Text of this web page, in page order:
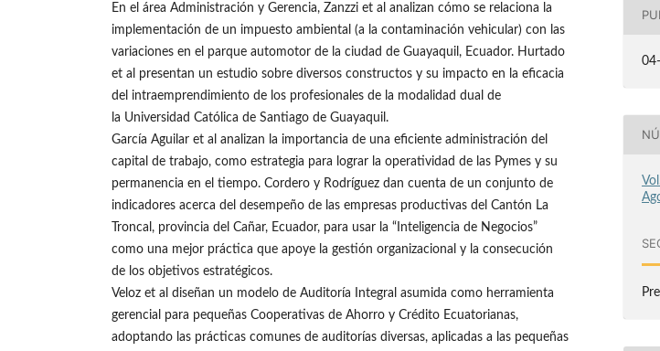
En el área Administración y Gerencia, Zanzzi et al analizan cómo se relaciona la
implementación de un impuesto ambiental (a la contaminación vehicular) con las
variaciones en el parque automotor de la ciudad de Guayaquil, Ecuador. Hurtado
et al presentan un estudio sobre diversos constructos y su impacto en la eficacia
del intraemprendimiento de los profesionales de la modalidad dual de
la Universidad Católica de Santiago de Guayaquil.
García Aguilar et al analizan la importancia de una eficiente administración del
capital de trabajo, como estrategia para lograr la operatividad de las Pymes y su
permanencia en el tiempo. Cordero y Rodríguez dan cuenta de un conjunto de
indicadores acerca del desempeño de las empresas productivas del Cantón La
Troncal, provincia del Cañar, Ecuador, para usar la “Inteligencia de Negocios”
como una mejor práctica que apoye la gestión organizacional y la consecución
de los objetivos estratégicos.
Veloz et al diseñan un modelo de Auditoría Integral asumida como herramienta
gerencial para pequeñas Cooperativas de Ahorro y Crédito Ecuatorianas,
adoptando las prácticas comunes de auditorías diversas, aplicadas a las pequeñas